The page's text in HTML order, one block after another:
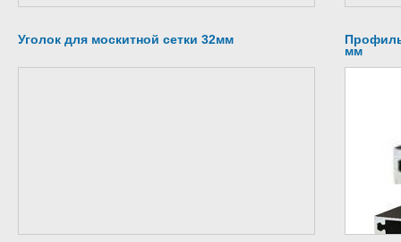
Уголок для москитной сетки 32мм
мм